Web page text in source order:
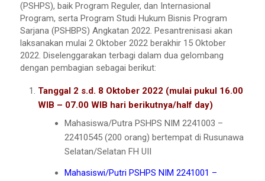
(PSHPS), baik Program Reguler, dan Internasional
Program, serta Program Studi Hukum Bisnis Program
Sarjana (PSHBPS) Angkatan 2022. Pesantrenisasi akan
laksanakan mulai 2 Oktober 2022 berakhir 15 Oktober
2022. Diselenggarakan terbagi dalam dua gelombang
dengan pembagian sebagai berikut:
Tanggal 2 s.d. 8 Oktober 2022 (mulai pukul 16.00
WIB – 07.00 WIB hari berikutnya/half day)
Mahasiswa/Putra PSHPS NIM 2241003 –
22410545 (200 orang) bertempat di Rusunawa
Selatan/Selatan FH UII
Mahasiswi/Putri PSHPS NIM 2241001 –